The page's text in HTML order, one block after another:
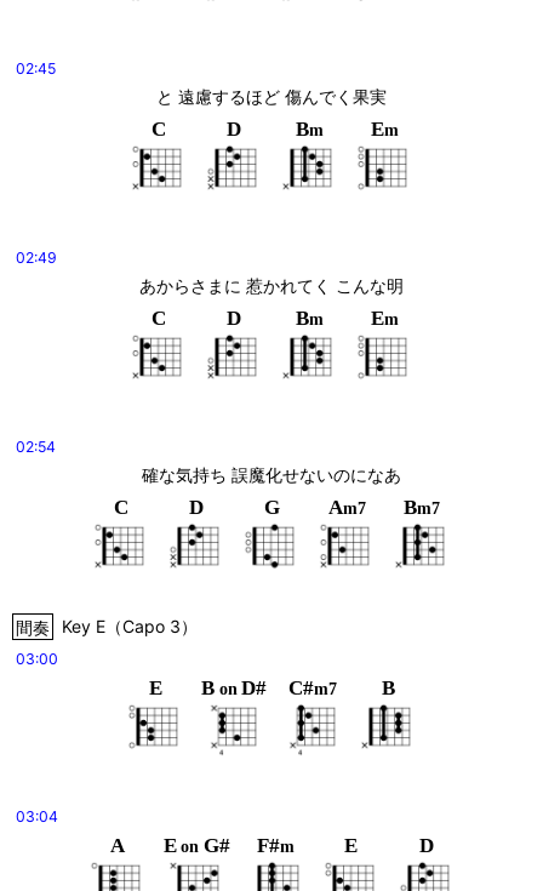
02:45
と 遠慮するほど 傷んでく果実
C D Bm Em
02:49
あからさまに 惹かれてく こんな明
C D Bm Em
02:54
確な気持ち 誤魔化せないのになあ
C D G Am7 Bm7
間奏 Key E（Capo 3）
03:00
E B on D# C#m7 B
03:04
A E on G# F#m E D